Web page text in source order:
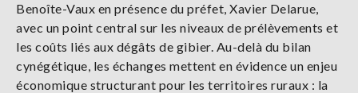
Benoîte-Vaux en présence du préfet, Xavier Delarue,
avec un point central sur les niveaux de prélèvements et
les coûts liés aux dégâts de gibier. Au-delà du bilan
cynégétique, les échanges mettent en évidence un enjeu
économique structurant pour les territoires ruraux : la